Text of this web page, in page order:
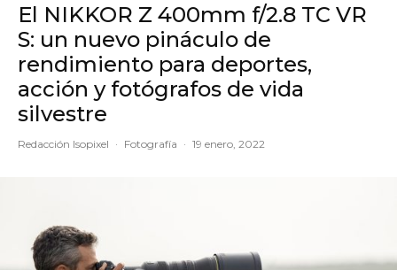
El NIKKOR Z 400mm f/2.8 TC VR
S: un nuevo pináculo de
rendimiento para deportes,
acción y fotógrafos de vida
silvestre
Redacción Isopixel · Fotografía · 19 enero, 2022